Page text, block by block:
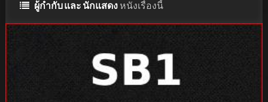
ผู้กำกับ และ นักแสดงหนังเรื่องนี้